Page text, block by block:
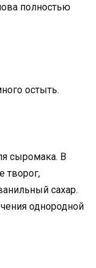
полностью
остыть.
сыромака. В
творог,
сахар.
однородной